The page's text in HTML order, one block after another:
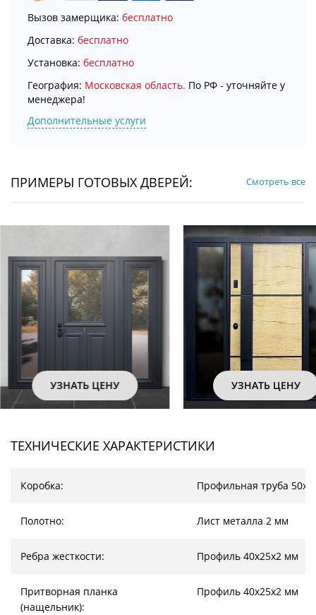
Вызов замерщика: бесплатно
Доставка: бесплатно
Установка: бесплатно
География: Московская область. По РФ - уточняйте у
менеджера!
Дополнительные услуги
ПРИМЕРЫ ГОТОВЫХ ДВЕРЕЙ: Смотреть все
УЗНАТЬ ЦЕНУ
ТЕХНИЧЕСКИЕ ХАРАКТЕРИСТИКИ
Коробка: Профильная труба
Полотно: Лист металла 2 мм
Ребра жесткости: Профиль 40х25х2 мм
Притворная планка
(нащельник):
Профиль 40х25х2 мм